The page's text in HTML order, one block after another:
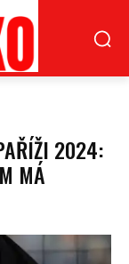
2024:
MÁ